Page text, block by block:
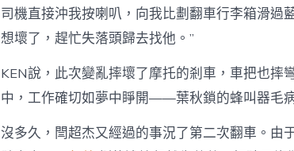
司機直接沖我按喇叭，向我比劃翻車行李箱滑過
想壞了，趕忙失落頭歸去找他。”
KEN說，此次變亂摔壞了摩托的剎車，車把也摔
中，工作確切如夢中睜開——葉秋鎖的蜂叫器毛
沒多久，閆超杰又經過的事況了第二次翻車。由